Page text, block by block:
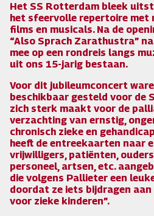
Het SS Rotterdam bleek
het sfeervolle repertoire met
films en musicals. Na de
“Also Sprach Zarathustra”
mee op een rondreis langs
uit ons 15-jarig bestaan.
Voor dit jubileumconcert
beschikbaar gesteld voor de
zich sterk maakt voor de
verzachting van ernstig,
chronisch zieke en
heeft de entreekaarten naar
vrijwilligers, patiënten,
personeel, artsen, etc.
die volgens Pallieter een
doordat ze iets bijdragen aan
voor zieke kinderen”.